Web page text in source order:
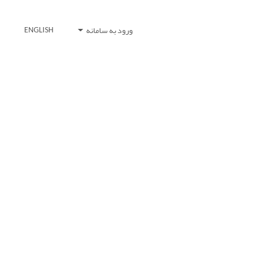
ورود به سامانه ENGLISH